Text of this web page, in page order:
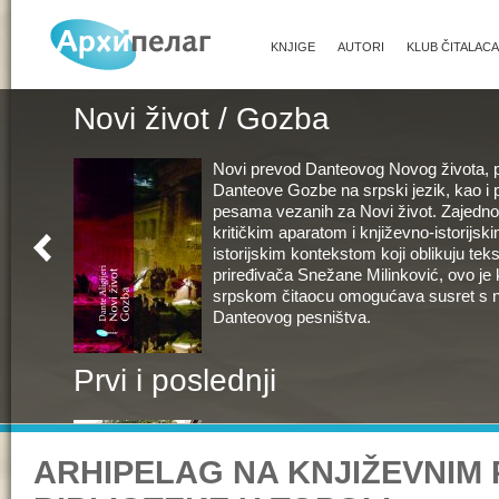
KLUB ČITALACA
AUTORI
KNJIGE
Novi život / Gozba
Novi prevod Danteovog Novog života,
Danteove Gozbe na srpski jezik, kao i
pesama vezanih za Novi život.
kritičkim aparatom i književno-
istorijskim kontekstom koji oblikuju
priređivača Snežane Milinković, ovo je
srpskom čitaocu omogućava susret s
Danteovog pesništva.
Prvi i poslednji
U knjigama Ljudmile Ulicke nalazi se
najčudesnijih galerija likova
književnosti. Tu sve govori punim
proživljenim i neponovljivim ličnim
ARHIPELAG NA KNJIŽEVNIM